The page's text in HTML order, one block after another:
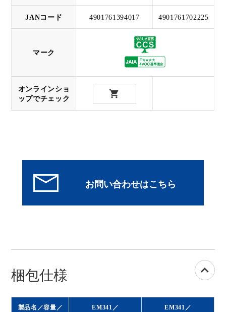
JANコード 4901761394017 4901761702225
マーク
オンラインショ
ップでチェック
梱包仕様
製品名／容量／
EM341／
EM341／